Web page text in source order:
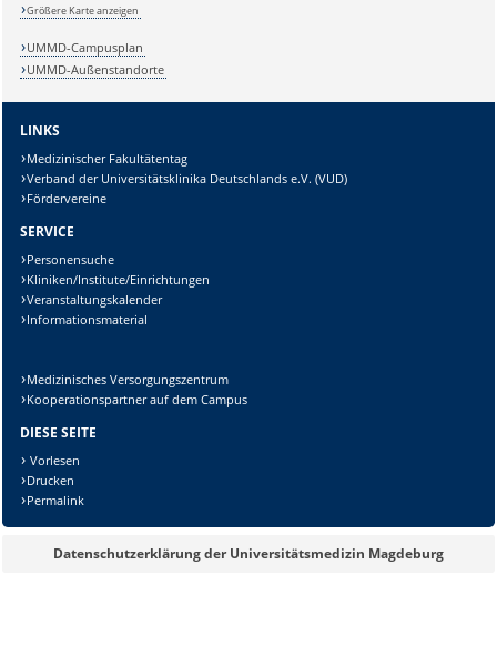
Lösung:
Größere Karte anzeigen
UMMD-Campusplan
UMMD-Außenstandorte
LINKS
Medizinischer Fakultätentag
Verband der Universitätsklinika Deutschlands e.V. (VUD)
Fördervereine
SERVICE
Personensuche
Kliniken/Institute/Einrichtungen
Veranstaltungskalender
Informationsmaterial
Medizinisches Versorgungszentrum
Kooperationspartner auf dem Campus
DIESE SEITE
Vorlesen
Drucken
Permalink
Datenschutzerklärung der Universitätsmedizin Magdeburg